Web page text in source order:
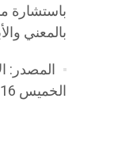
باستشارة
بالمعني
المصدر:
الخميس 16 مارس 2023